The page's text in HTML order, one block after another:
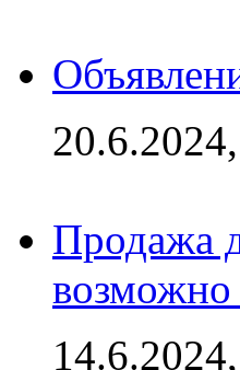
Продажа
возможно